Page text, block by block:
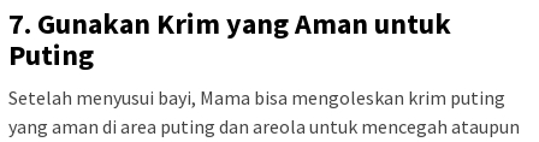
7. Gunakan Krim yang Aman untuk
Puting
Setelah menyusui bayi, Mama bisa mengoleskan krim puting
yang aman di area puting dan areola untuk mencegah ataupun